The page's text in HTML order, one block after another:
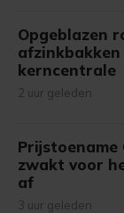
Opgeblazen
afzinkbakken
kerncentrale
2 uur geleden
Prijstoename
zwakt voor
af
3 uur geleden